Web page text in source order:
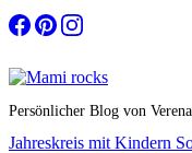
Zum
Inhalt
Persönlicher Blog von
Jahreskreis mit Kindern